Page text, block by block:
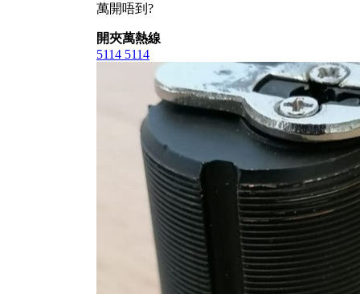
萬開唔到?
開夾萬熱線
5114 5114